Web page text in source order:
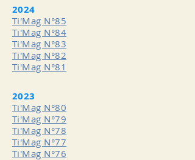
2024
Ti'Mag N°85
Ti'Mag N°84
Ti'Mag N°83
Ti'Mag N°82
Ti'Mag N°81
2023
Ti'Mag N°80
Ti'Mag N°79
Ti'Mag N°78
Ti'Mag N°77
Ti'Mag N°76